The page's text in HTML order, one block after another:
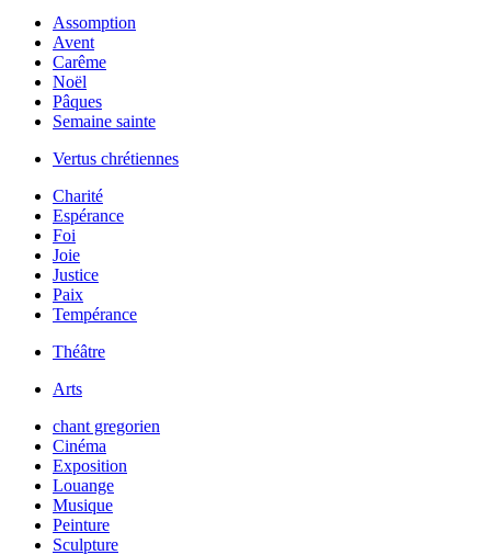
Assomption
Avent
Carême
Noël
Pâques
Semaine sainte
Vertus chrétiennes
Charité
Espérance
Foi
Joie
Justice
Paix
Tempérance
Théâtre
Arts
chant gregorien
Cinéma
Exposition
Louange
Musique
Peinture
Sculpture